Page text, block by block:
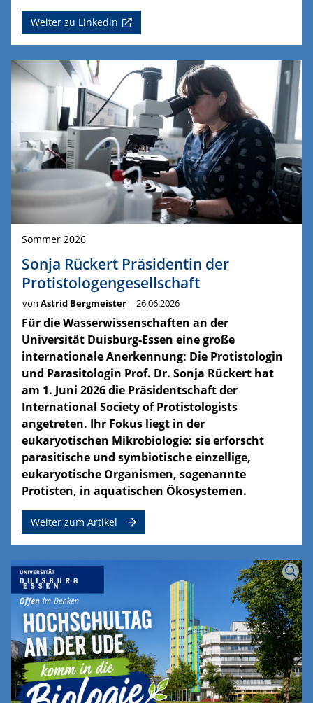
Weiter zu Linkedin
Sommer 2026
Sonja Rückert Präsidentin der
Protistologengesellschaft
von Astrid Bergmeister 26.06.2026
Für die Wasserwissenschaften an der
Universität Duisburg-Essen eine große
internationale Anerkennung: Die Protistologin
und Parasitologin Prof. Dr. Sonja Rückert hat
am 1. Juni 2026 die Präsidentschaft der
International Society of Protistologists
angetreten. Ihr Fokus liegt in der
eukaryotischen Mikrobiologie: sie erforscht
parasitische und symbiotische einzellige,
eukaryotische Organismen, sogenannte
Protisten, in aquatischen Ökosystemen.
Weiter zum Artikel